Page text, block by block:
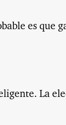
es que
La